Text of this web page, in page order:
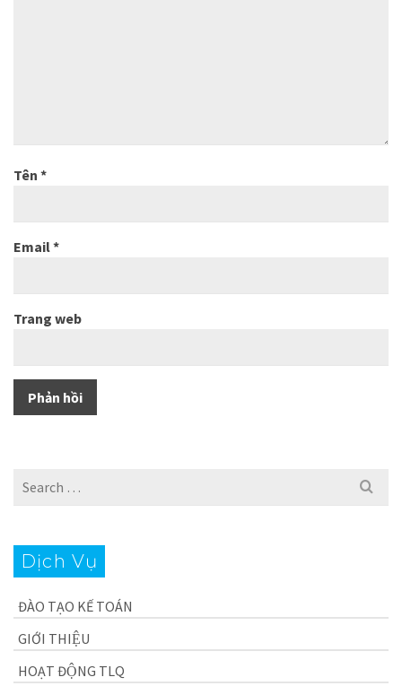
Tên *
Email*
Trang web
Search
Dịch Vụ
ĐÀO TẠO KẾ TOÁN
GIỚI THIỆU
HOẠT ĐỘNG TLQ